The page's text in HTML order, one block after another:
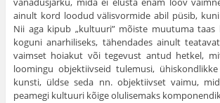
ainult kord loodud välisvormide abil püsib,
Nii aga kipub „kultuuri” mõiste muutuma taas
koguni anarhiliseks, tähendades ainult
vaimset hoiakut või tegevust antud hetkel,
loomingu objektiivseid tulemusi,
kunsti, üldse seda nn. objektiivset vaimu,
peamegi kultuuri kõige olulisemaks